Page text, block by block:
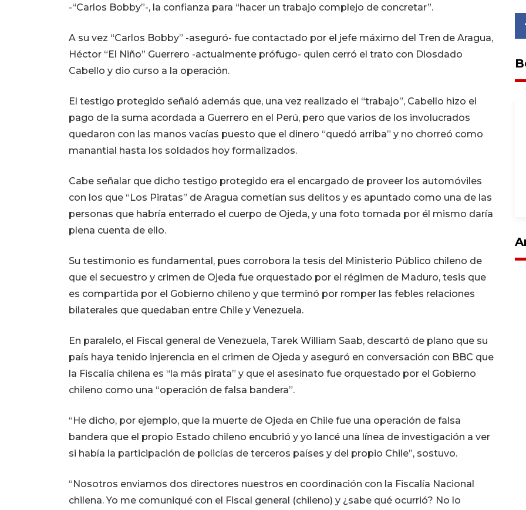
-“Carlos Bobby”-, la confianza para “hacer un trabajo complejo de concretar”.
A su vez “Carlos Bobby” -aseguró- fue contactado por el jefe máximo del Tren de Aragua,
Héctor “El Niño” Guerrero -actualmente prófugo- quien cerró el trato con Diosdado
Cabello y dio curso a la operación.
El testigo protegido señaló además que, una vez realizado el “trabajo”, Cabello hizo el
pago de la suma acordada a Guerrero en el Perú, pero que varios de los involucrados
quedaron con las manos vacías puesto que el dinero “quedó arriba” y no chorreó como
manantial hasta los soldados hoy formalizados.
Cabe señalar que dicho testigo protegido era el encargado de proveer los automóviles
con los que “Los Piratas” de Aragua cometían sus delitos y es apuntado como una de las
personas que habría enterrado el cuerpo de Ojeda, y una foto tomada por él mismo daría
plena cuenta de ello.
Su testimonio es fundamental, pues corrobora la tesis del Ministerio Público chileno de
que el secuestro y crimen de Ojeda fue orquestado por el régimen de Maduro, tesis que
es compartida por el Gobierno chileno y que terminó por romper las febles relaciones
bilaterales que quedaban entre Chile y Venezuela.
En paralelo, el Fiscal general de Venezuela, Tarek William Saab, descartó de plano que su
país haya tenido injerencia en el crimen de Ojeda y aseguró en conversación con BBC que
la Fiscalía chilena es “la más pirata” y que el asesinato fue orquestado por el Gobierno
chileno como una “operación de falsa bandera”.
“He dicho, por ejemplo, que la muerte de Ojeda en Chile fue una operación de falsa
bandera que el propio Estado chileno encubrió y yo lancé una línea de investigación a ver
si había la participación de policías de terceros países y del propio Chile”, sostuvo.
“Nosotros enviamos dos directores nuestros en coordinación con la Fiscalía Nacional
chilena. Yo me comuniqué con el Fiscal general (chileno) y ¿sabe qué ocurrió? No lo